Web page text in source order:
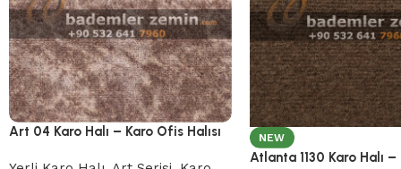
Art 04 Karo Halı – Karo Ofis Halısı NEW
Atlanta 1130 Karo Halı